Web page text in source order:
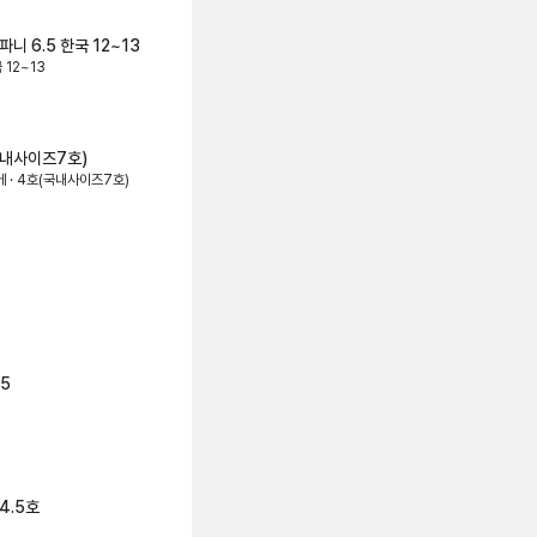
니 6.5 한국 12~13
12~13
사이즈7호)
· 4호(국내사이즈7호)
호